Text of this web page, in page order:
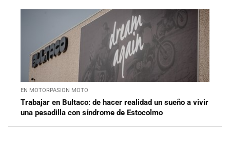
EN MOTORPASION MOTO
Trabajar en Bultaco: de hacer realidad un sueño a vivir
una pesadilla con síndrome de Estocolmo